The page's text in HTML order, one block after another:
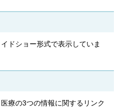
ドショー形式で表示していま
療の3つの情報に関するリンク